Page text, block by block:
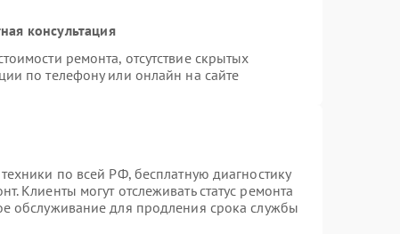
консультация
ремонта, отсутствие скрытых
по телефону или онлайн на сайте
по всей РФ, бесплатную диагностику
Клиенты могут отслеживать статус ремонта
обслуживание для продления срока службы